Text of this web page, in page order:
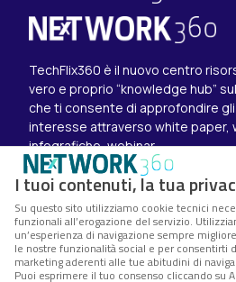
TechFlix360 è il nuovo centro
vero e proprio “knowledge hub”
che ti consente di approfondire
interesse attraverso white paper,
infografiche, webinar.
Esplora i contenuti
Canali
White paper
Eventi on demand
Eventi futuri
Seguici su
I tuoi contenuti, la tua
Su questo sito utilizziamo cookie tecnici
funzionali all’erogazione del servizio.
un’esperienza di navigazione sempre
le nostre funzionalità social e per consentirti
marketing aderenti alle tue abitudini di
Puoi esprimere il tuo consenso cliccando su